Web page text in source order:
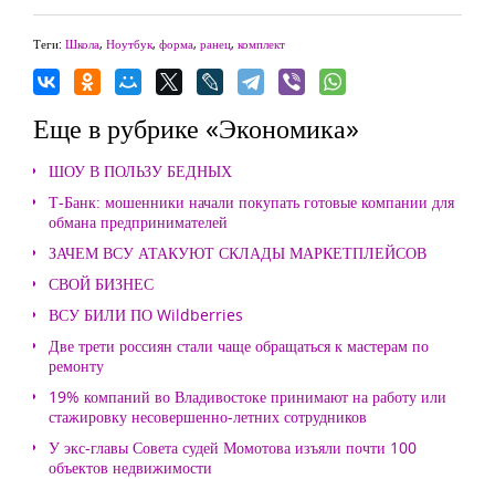
Теги: Школа, Ноутбук, форма, ранец, комплект
Еще в рубрике «Экономика»
ШОУ В ПОЛЬЗУ БЕДНЫХ
Т-Банк: мошенники начали покупать готовые компании для
обмана предпринимателей
ЗАЧЕМ ВСУ АТАКУЮТ СКЛАДЫ МАРКЕТПЛЕЙСОВ
СВОЙ БИЗНЕС
ВСУ БИЛИ ПО Wildberries
Две трети россиян стали чаще обращаться к мастерам по
ремонту
19% компаний во Владивостоке принимают на работу или
стажировку несовершенно-летних сотрудников
У экс-главы Совета судей Момотова изъяли почти 100
объектов недвижимости